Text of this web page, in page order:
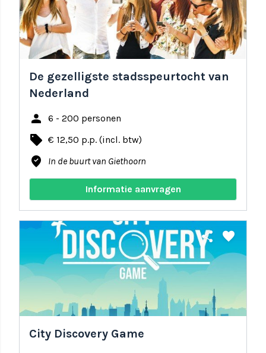
De gezelligste stadsspeurtocht van
Nederland
person 6 - 200 personen
local_offer € 12,50 p.p. (incl. btw)
where_to_vote In de buurt van Giethoorn
Informatie aanvragen
share favorite
City Discovery Game